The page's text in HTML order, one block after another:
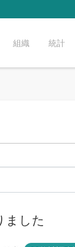
組織 統計
ました